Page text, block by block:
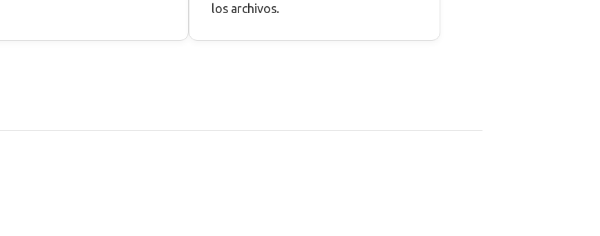
los archivos.